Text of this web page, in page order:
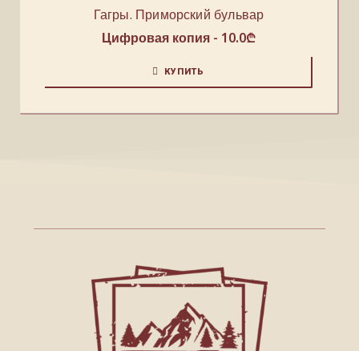
Гагры. Приморский бульвар
Цифровая копия - 10.0₾
КУПИТЬ